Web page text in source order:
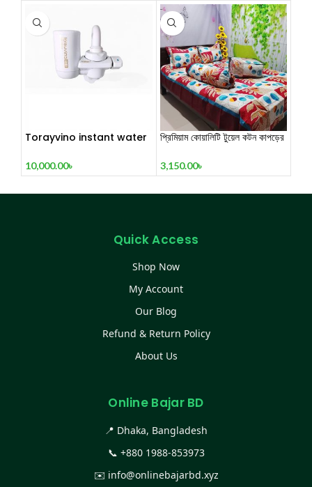
Torayvino instant water
10,000.00৳
প্রিমিয়াম কোয়ালিটি টুয়েল কটন কাপড়ের
3,150.00৳
Quick Access
Shop Now
My Account
Our Blog
Refund & Return Policy
About Us
Online Bajar BD
📍 Dhaka, Bangladesh
📞 +880 1988-853973
✉️ info@onlinebajarbd.xyz